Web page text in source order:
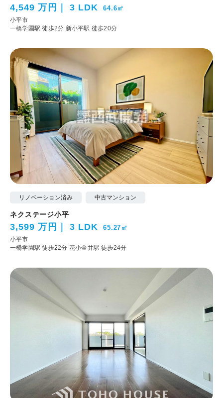
4,549 万円 3 LDK 64.6㎡
小平市
一橋学園駅 徒歩2分 新小平駅 徒歩20分
リノベーション済み 中古マンション
ネクステージ小平
3,599 万円 3 LDK 65.27㎡
小平市
一橋学園駅 徒歩22分 花小金井駅 徒歩24分